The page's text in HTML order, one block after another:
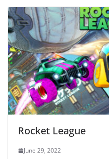
Rocket League
June 29, 2022